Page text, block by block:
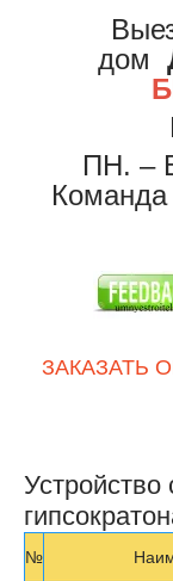
дом
ПН. –
ЗАКАЗАТЬ
Устройство
№